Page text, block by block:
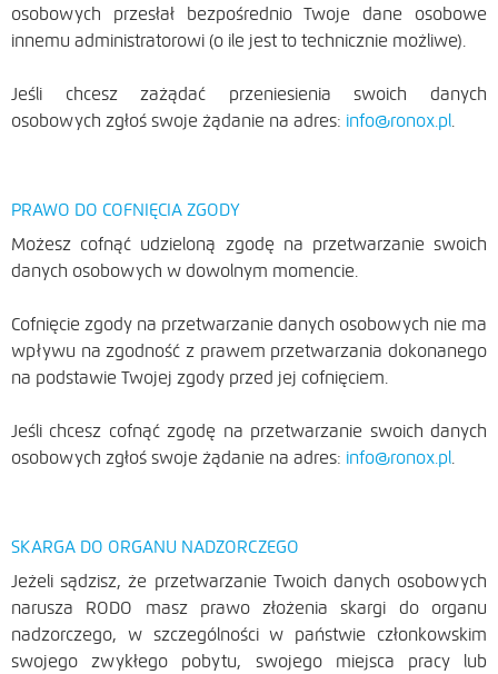
osobowych przesłał bezpośrednio Twoje dane osobowe
innemu administratorowi (o ile jest to technicznie możliwe).
Jeśli chcesz zażądać przeniesienia swoich danych
osobowych zgłoś swoje żądanie na adres: info@ronox.pl.
PRAWO DO COFNIĘCIA ZGODY
Możesz cofnąć udzieloną zgodę na przetwarzanie swoich
danych osobowych w dowolnym momencie.
Cofnięcie zgody na przetwarzanie danych osobowych nie ma
wpływu na zgodność z prawem przetwarzania dokonanego
na podstawie Twojej zgody przed jej cofnięciem.
Jeśli chcesz cofnąć zgodę na przetwarzanie swoich danych
osobowych zgłoś swoje żądanie na adres: info@ronox.pl.
SKARGA DO ORGANU NADZORCZEGO
Jeżeli sądzisz, że przetwarzanie Twoich danych osobowych
narusza RODO masz prawo złożenia skargi do organu
nadzorczego, w szczególności w państwie członkowskim
swojego zwykłego pobytu, swojego miejsca pracy lub